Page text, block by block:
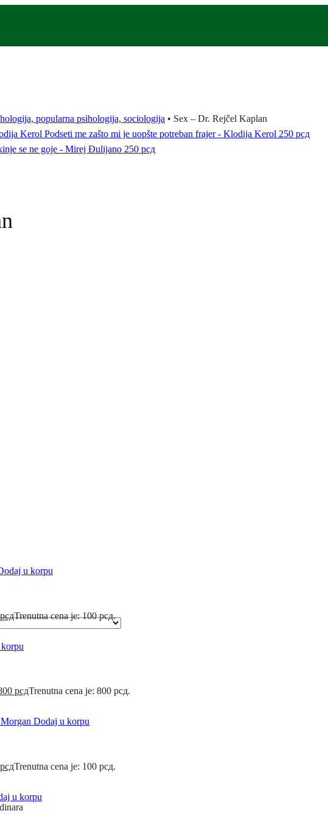
popularna psihologija, sociologija • Sex – Dr. Rejčel Kaplan
Podseti me zašto mi je uopšte potreban frajer - Klodija Kerol 250 рсд
se ne goje - Mirej Đulijano 250 рсд
u korpu
рсдTrenutna cena je: 100 рсд.
рсдTrenutna cena je: 800 рсд.
Dodaj u korpu
рсдTrenutna cena je: 100 рсд.
u korpu